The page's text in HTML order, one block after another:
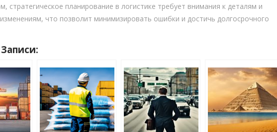
стратегическое планирование в логистике требует внимания к деталям и
что позволит минимизировать ошибки и достичь долгосрочного